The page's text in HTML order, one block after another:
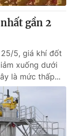
gần 2
5, giá khí đốt
xuống dưới
là mức thấp...